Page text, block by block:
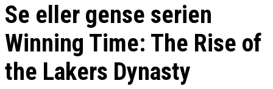
Se eller gense serien
Winning Time: The Rise of
the Lakers Dynasty